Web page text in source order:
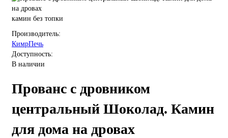
камин без топки
Производитель:
КимрПечь
Доступность:
В наличии
Прованс с дровником
центральный Шоколад. Камин
для дома на дровах